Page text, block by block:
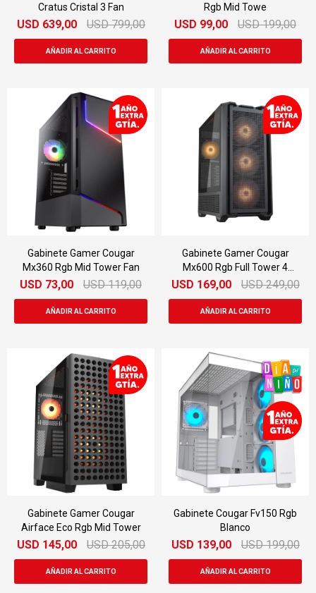
Cratus Cristal 3 Fan
USD 639,00 USD 799,00
Rgb Mid Towe
USD 99,00 USD 199,00
Gabinete Gamer Cougar
Mx360 Rgb Mid Tower Fan
USD 73,00 USD 119,00
Gabinete Gamer Cougar
Mx600 Rgb Full Tower 4
Fanes Argb
USD 169,00 USD 249,00
Gabinete Gamer Cougar
Airface Eco Rgb Mid Tower
USD 145,00 USD 205,00
Gabinete Cougar Fv150 Rgb
Blanco
USD 139,00 USD 199,00